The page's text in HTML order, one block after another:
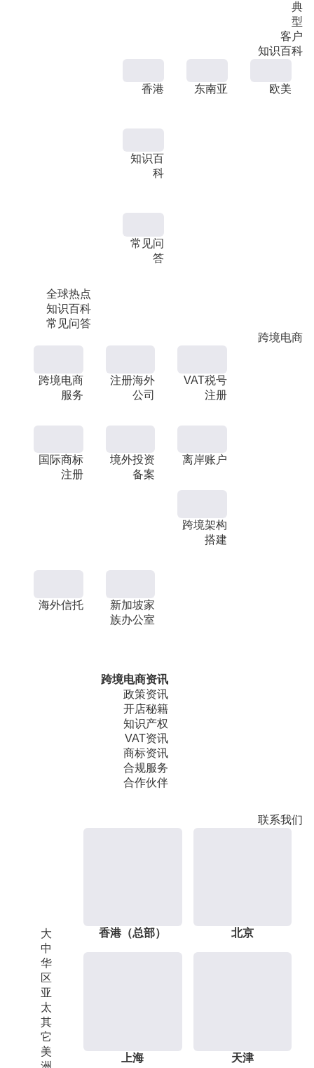
典
型
客户
知识百科
全球热点
知识百科
常见问答
香港 东南亚 欧美
知识百
科
常见问
答
跨境电商
跨境电商
服务
注册海外
公司
VAT税号
注册
国际商标
注册
境外投资
备案
离岸账户
跨境架构
搭建
海外信托
新加坡家
族办公室
跨境电商资讯
政策资讯
开店秘籍
知识产权
VAT资讯
商标资讯
合规服务
合作伙伴
联系我们
大
中
华
区
亚
太
其
它
美
香港（总部） 北京
上海 天津